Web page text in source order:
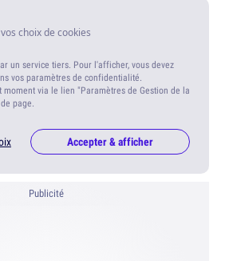
choix de cookies
un service tiers. Pour l'afficher, vous devez
vos paramètres de confidentialité.
moment via le lien "Paramètres de Gestion de la
page.
Accepter & afficher
Publicité